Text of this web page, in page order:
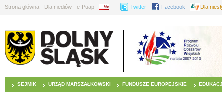
Strona główna Dla mediów e-Puap BIP Twitter Facebook Dla
SEJMIK URZĄD MARSZAŁKOWSKI FUNDUSZE EUROPEJSKIE